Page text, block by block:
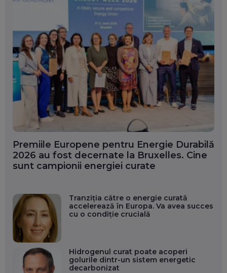
Premiile Europene pentru Energie Durabilă
2026 au fost decernate la Bruxelles. Cine
sunt campionii energiei curate
Tranziția către o energie curată
accelerează în Europa. Va avea succes
cu o condiție crucială
Hidrogenul curat poate acoperi
golurile dintr-un sistem energetic
decarbonizat